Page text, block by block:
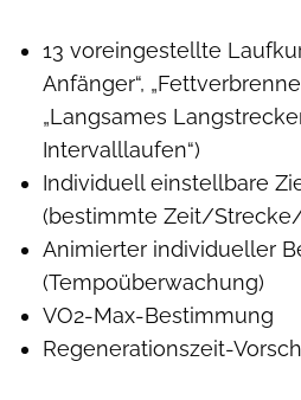
13 voreingestellte
Anfänger“,
„Langsames
Intervalllaufen“)
Individuell einstellbare
(bestimmte Zeit/
Animierter individueller
(Tempoüberwachung)
VO2-Max-Bestimmung
Regenerationszeit-